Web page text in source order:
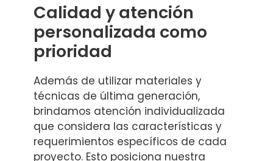
Calidad y atención
personalizada como
prioridad
Además de utilizar materiales y
técnicas de última generación,
brindamos atención individualizada
que considera las características y
requerimientos específicos de cada
proyecto. Esto posiciona nuestra